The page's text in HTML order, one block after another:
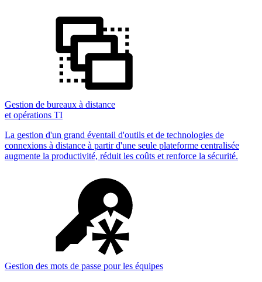
Gestion de bureaux à distance
et opérations TI
La gestion d'un grand éventail d'outils et de technologies de
connexions à distance à partir d'une seule plateforme centralisée
augmente la productivité, réduit les coûts et renforce la sécurité.
Gestion des mots de passe pour les équipes